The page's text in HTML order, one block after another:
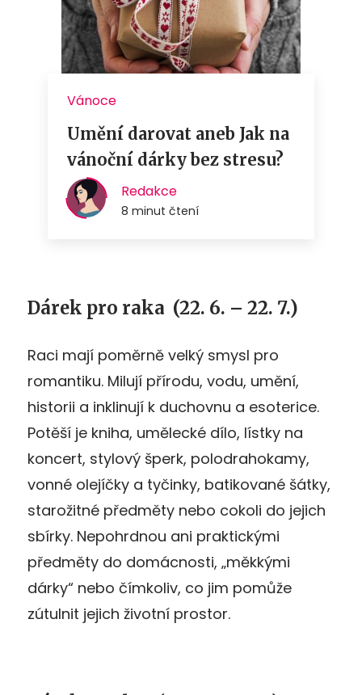
Dárek pro raka (22. 6. – 22. 7.)
Raci mají poměrně velký smysl pro
romantiku. Milují přírodu, vodu, umění,
historii a inklinují k duchovnu a esoterice.
Potěší je kniha, umělecké dílo, lístky na
koncert, stylový šperk, polodrahokamy,
vonné olejíčky a tyčinky, batikované šátky,
starožitné předměty nebo cokoli do jejich
sbírky. Nepohrdnou ani praktickými
předměty do domácnosti, „měkkými
dárky“ nebo čímkoliv, co jim pomůže
zútulnit jejich životní prostor.